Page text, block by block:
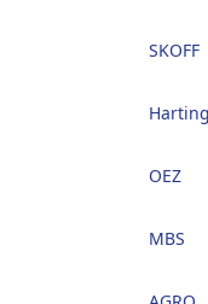
SKOFF
Harting
OEZ
MBS